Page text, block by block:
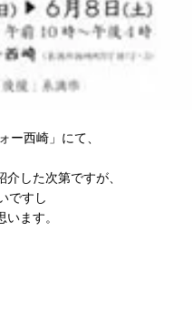
西崎」にて、
した次第ですが、
ですし
ます。